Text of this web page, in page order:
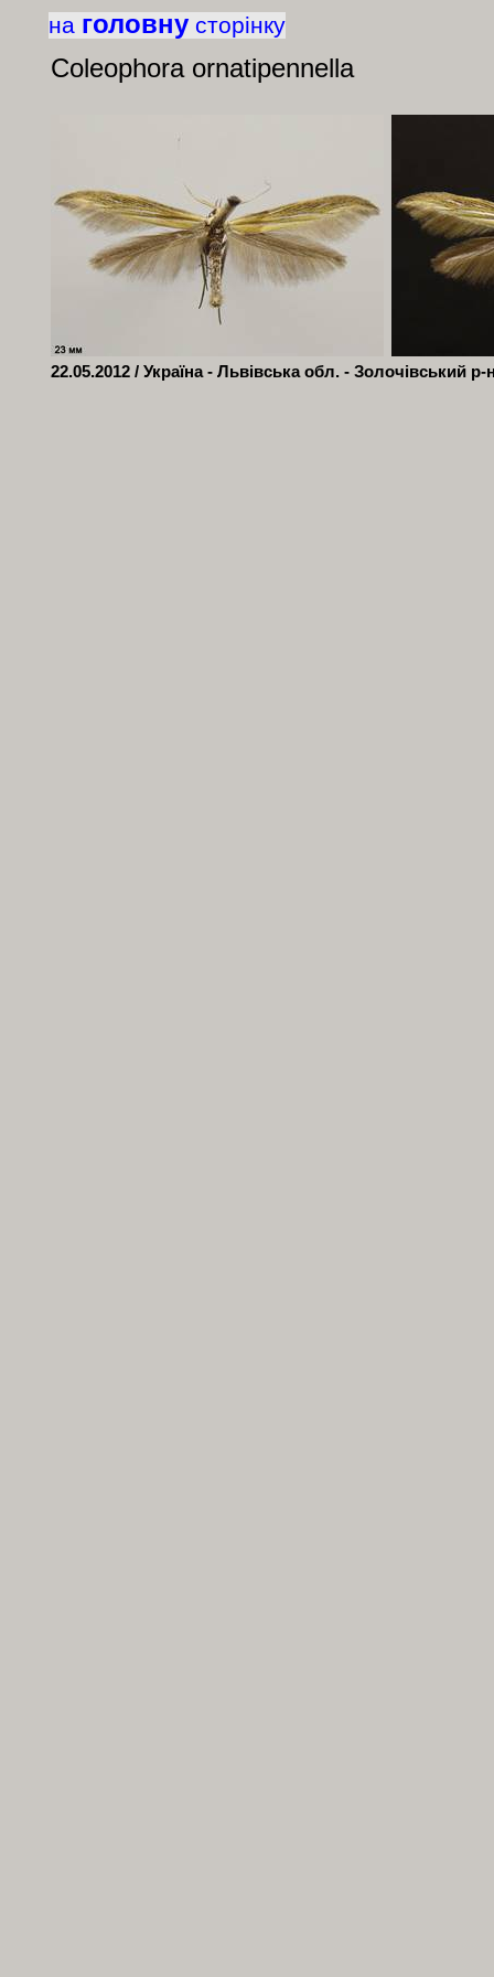
на головну сторінку
Coleophora ornatipennella
22.05.2012 / Україна - Львівська обл. - Золочівський р-